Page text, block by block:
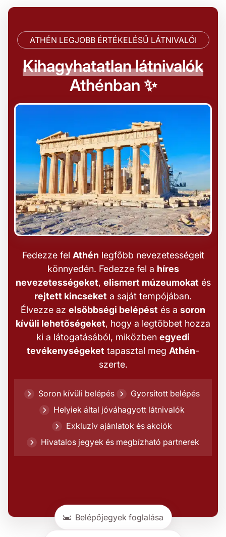
ATHÉN LEGJOBB ÉRTÉKELÉSŰ LÁTNIVALÓI
Kihagyhatatlan látnivalók
Athénban ✨
Fedezze fel Athén legfőbb nevezetességeit
könnyedén. Fedezze fel a híres
nevezetességeket, elismert múzeumokatés
rejtett kincseket a saját tempójában.
Élvezze az elsőbbségi belépést és a soron
kívüli lehetőségeket, hogy a legtöbbet hozza
ki a látogatásából, miközben egyedi
tevékenységeket tapasztal meg Athén-
szerte.
Soron kívüli belépés
Gyorsított belépés
Helyiek által jóváhagyott látnivalók
Exkluzív ajánlatok és akciók
Hivatalos jegyek és megbízható partnerek
Belépőjegyek foglalása